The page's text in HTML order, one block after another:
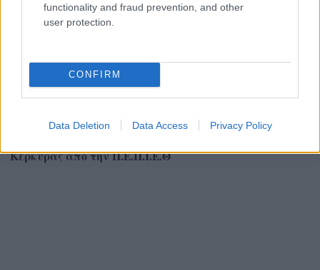
functionality and fraud prevention, and other
user protection.
CONFIRM
Data Deletion Data Access Privacy Policy
Κέρκυρας από την Π.Ε.Π.Ι.Ε.Θ